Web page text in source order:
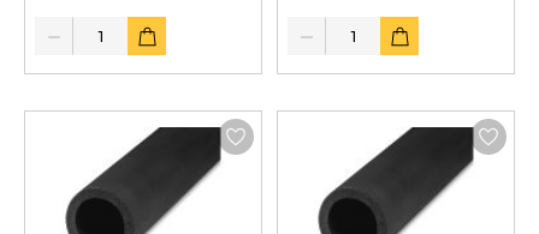
Quantity Quantity